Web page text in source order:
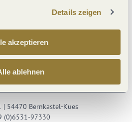
Details zeigen
akzeptieren
ablehnen
uns auf
Youtube
| 54470 Bernkastel-Kues
(0)6531-97330